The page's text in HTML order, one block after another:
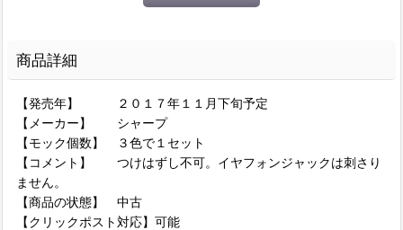
商品詳細
【発売年】 ２０１７年１１月下旬予定
【メーカー】 シャープ
【モック個数】 ３色で１セット
【コメント】 つけはずし不可。イヤフォンジャックは刺さり
ません。
【商品の状態】 中古
【クリックポスト対応】可能